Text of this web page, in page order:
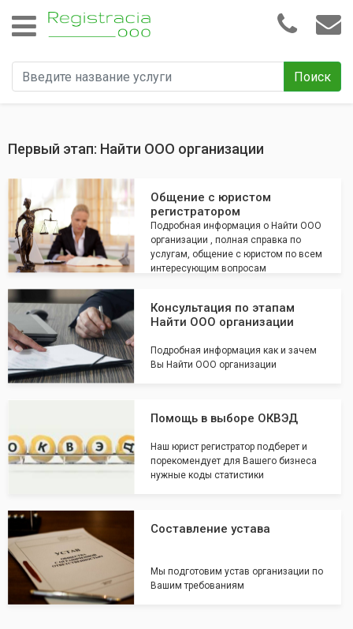
Поиск
Первый этап: Найти ООО организации
Общение с юристом
регистратором
Подробная информация о Найти ООО
организации , полная справка по
услугам, общение с юристом по всем
интересующим вопросам
Консультация по этапам
Найти ООО организации
Подробная информация как и зачем
Вы Найти ООО организации
Помощь в выборе ОКВЭД
Наш юрист регистратор подберет и
порекомендует для Вашего бизнеса
нужные коды статистики
Составление устава
Мы подготовим устав организации по
Вашим требованиям